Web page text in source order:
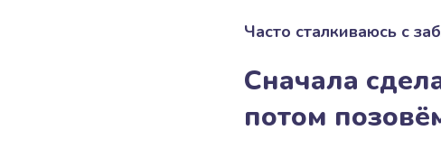
Часто сталкиваюсь с
Сначала
потом